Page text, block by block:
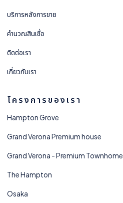
บริการหลังการขาย
คำนวณสินเชื่อ
ติดต่อเรา
เกี่ยวกับเรา
โครงการของเรา
Hampton Grove
Grand Verona Premium house
Grand Verona - Premium Townhome
The Hampton
Osaka